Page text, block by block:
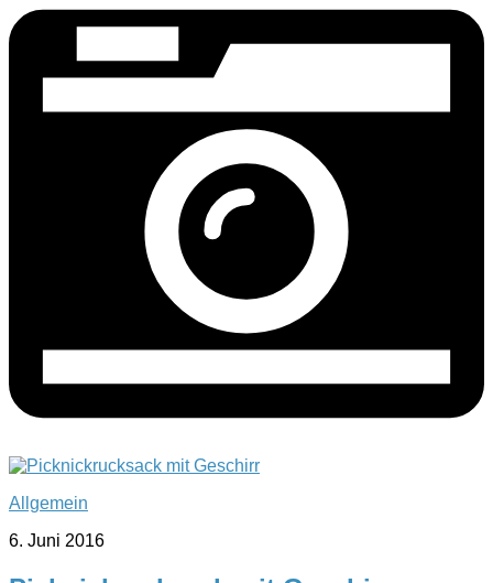
Allgemein
6. Juni 2016